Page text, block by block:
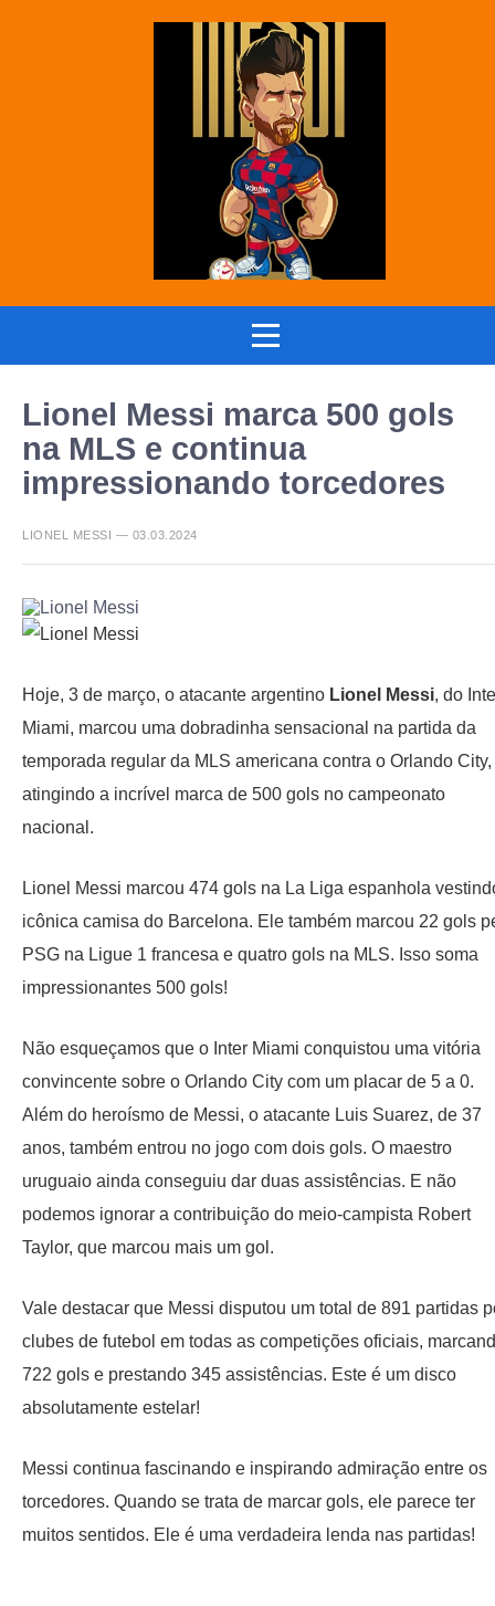
Lionel Messi marca 500 gols
na MLS e continua
impressionando torcedores
LIONEL MESSI — 03.03.2024
Hoje, 3 de março, o atacante argentino Lionel Messi, do
Miami, marcou uma dobradinha sensacional na partida da
temporada regular da MLS americana contra o Orlando City,
atingindo a incrível marca de 500 gols no campeonato
nacional.
Lionel Messi marcou 474 gols na La Liga espanhola
icônica camisa do Barcelona. Ele também marcou 22 gols
PSG na Ligue 1 francesa e quatro gols na MLS. Isso soma
impressionantes 500 gols!
Não esqueçamos que o Inter Miami conquistou uma vitória
convincente sobre o Orlando City com um placar de 5 a 0.
Além do heroísmo de Messi, o atacante Luis Suarez, de 37
anos, também entrou no jogo com dois gols. O maestro
uruguaio ainda conseguiu dar duas assistências. E não
podemos ignorar a contribuição do meio-campista Robert
Taylor, que marcou mais um gol.
Vale destacar que Messi disputou um total de 891 partidas
clubes de futebol em todas as competições oficiais,
722 gols e prestando 345 assistências. Este é um disco
absolutamente estelar!
Messi continua fascinando e inspirando admiração entre os
torcedores. Quando se trata de marcar gols, ele parece ter
muitos sentidos. Ele é uma verdadeira lenda nas partidas!